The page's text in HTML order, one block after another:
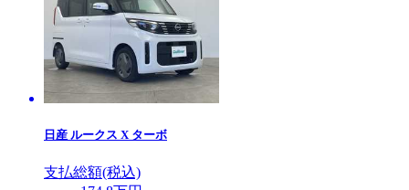
日産 ルークス X ターボ
支払総額(税込)